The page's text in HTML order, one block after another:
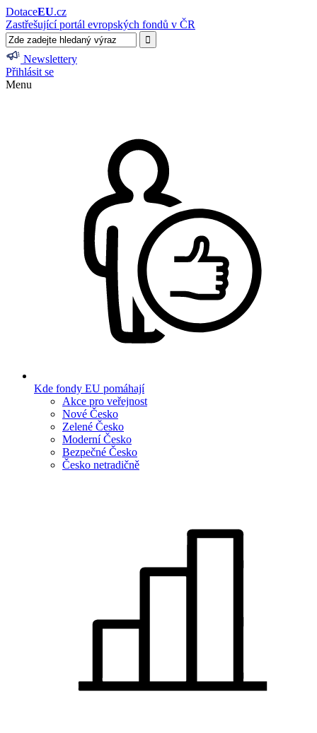
DotaceEU.cz
Zastřešující portál evropských fondů v ČR
Newslettery
Přihlásit se
Menu
Kde fondy EU pomáhají
Akce pro veřejnost
Nové Česko
Zelené Česko
Moderní Česko
Bezpečné Česko
Česko netradičně